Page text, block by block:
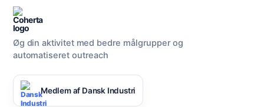
Øg din aktivitet med bedre målgrupper og
automatiseret outreach
Medlem af Dansk Industri